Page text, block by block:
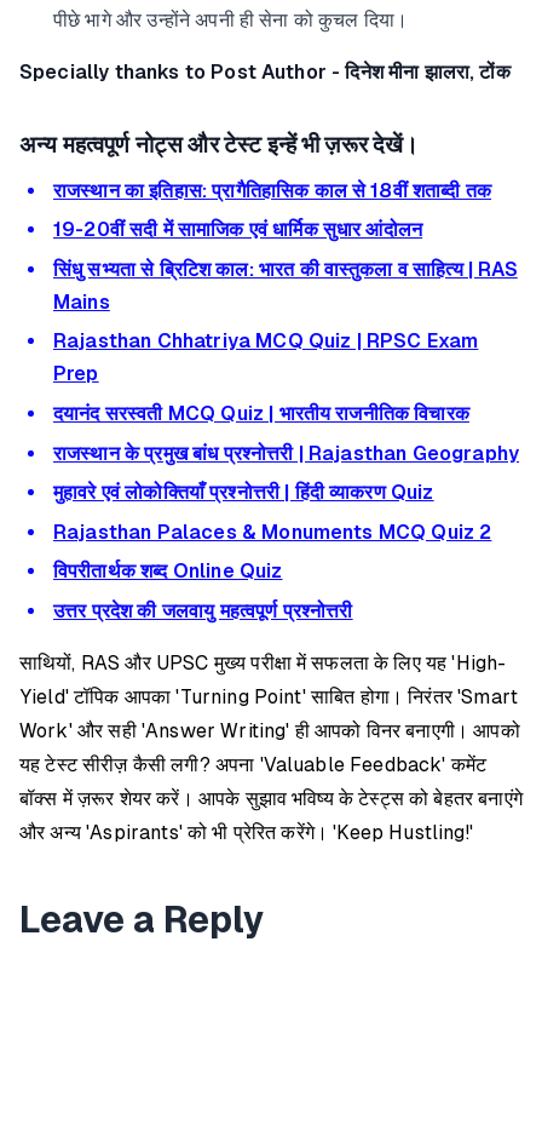
पीछे भागे और उन्होंने अपनी ही सेना को कुचल दिया।
Specially thanks to Post Author - दिनेश मीना झालरा, टोंक
अन्य महत्वपूर्ण नोट्स और टेस्ट इन्हें भी ज़रूर देखें।
राजस्थान का इतिहास: प्रागैतिहासिक काल से 18वीं शताब्दी तक
19-20वीं सदी में सामाजिक एवं धार्मिक सुधार आंदोलन
सिंधु सभ्यता से ब्रिटिश काल: भारत की वास्तुकला व साहित्य | RAS
Mains
Rajasthan Chhatriya MCQ Quiz | RPSC Exam
Prep
दयानंद सरस्वती MCQ Quiz | भारतीय राजनीतिक विचारक
राजस्थान के प्रमुख बांध प्रश्नोत्तरी | Rajasthan Geography
मुहावरे एवं लोकोक्तियाँ प्रश्नोत्तरी | हिंदी व्याकरण Quiz
Rajasthan Palaces & Monuments MCQ Quiz 2
विपरीतार्थक शब्द Online Quiz
उत्तर प्रदेश की जलवायु महत्वपूर्ण प्रश्नोत्तरी
साथियों, RAS और UPSC मुख्य परीक्षा में सफलता के लिए यह 'High-
Yield' टॉपिक आपका 'Turning Point' साबित होगा। निरंतर 'Smart
Work' और सही 'Answer Writing' ही आपको विनर बनाएगी। आपको
यह टेस्ट सीरीज़ कैसी लगी? अपना 'Valuable Feedback' कमेंट
बॉक्स में ज़रूर शेयर करें। आपके सुझाव भविष्य के टेस्ट्स को बेहतर बनाएंगे
और अन्य 'Aspirants' को भी प्रेरित करेंगे। 'Keep Hustling!'
Leave a Reply